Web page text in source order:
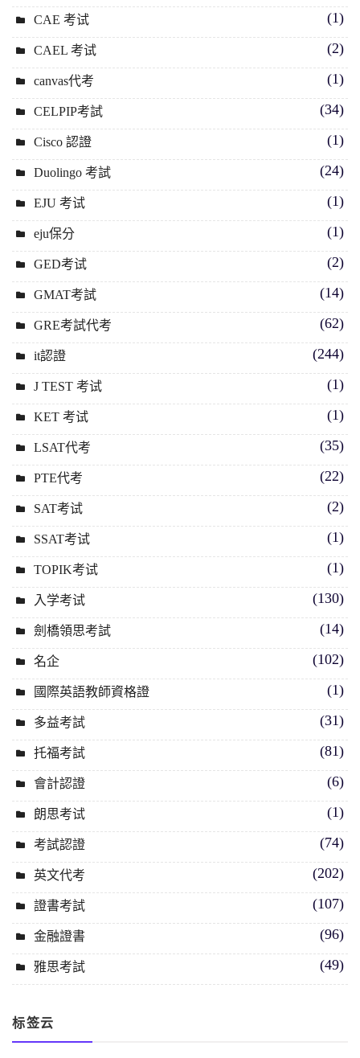
CAE 考试 (1)
CAEL 考试 (2)
canvas代考 (1)
CELPIP考試 (34)
Cisco 認證 (1)
Duolingo 考試 (24)
EJU 考试 (1)
eju保分 (1)
GED考试 (2)
GMAT考試 (14)
GRE考試代考 (62)
it認證 (244)
J TEST 考试 (1)
KET 考试 (1)
LSAT代考 (35)
PTE代考 (22)
SAT考试 (2)
SSAT考试 (1)
TOPIK考试 (1)
入学考试 (130)
劍橋領思考試 (14)
名企 (102)
國際英語教師資格證 (1)
多益考試 (31)
托福考試 (81)
會計認證 (6)
朗思考试 (1)
考試認證 (74)
英文代考 (202)
證書考試 (107)
金融證書 (96)
雅思考試 (49)
标签云